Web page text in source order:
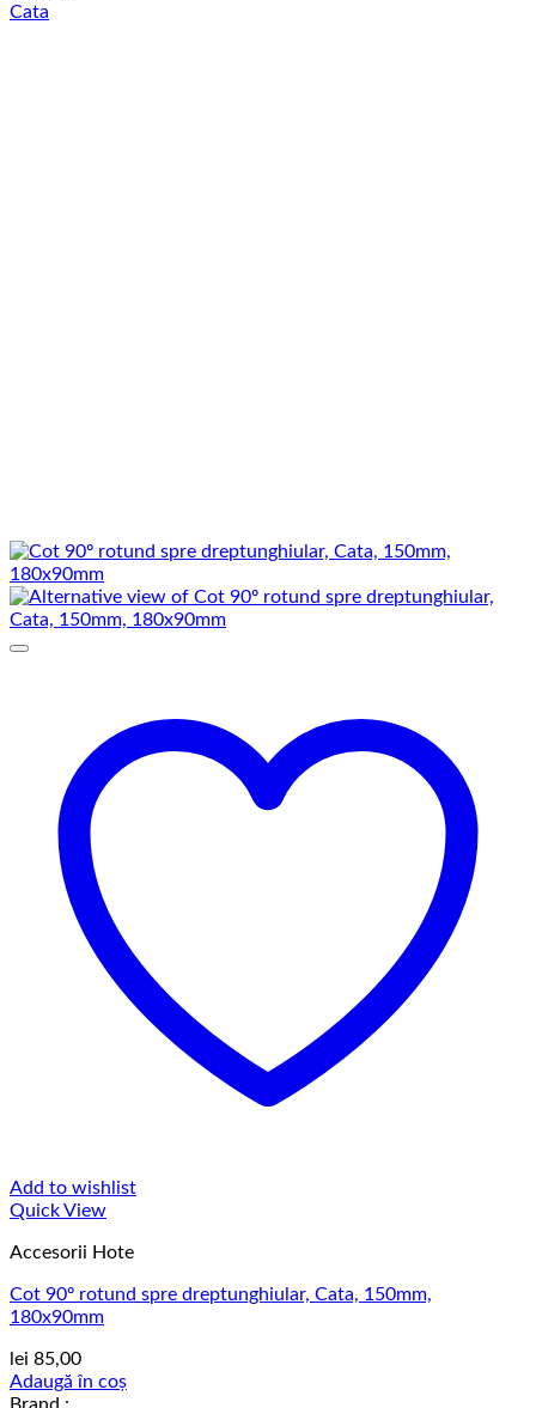
Cata
Add to wishlist
Quick View
Accesorii Hote
Cot 90º rotund spre dreptunghiular, Cata, 150mm,
180x90mm
lei 85,00
Adaugă în coș
Brand :